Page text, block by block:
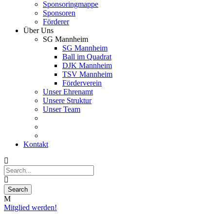
Sponsoringmappe
Sponsoren
Förderer
Über Uns
SG Mannheim
SG Mannheim
Ball im Quadrat
DJK Mannheim
TSV Mannheim
Förderverein
Unser Ehrenamt
Unsere Struktur
Unser Team
Kontakt
Mitglied werden!